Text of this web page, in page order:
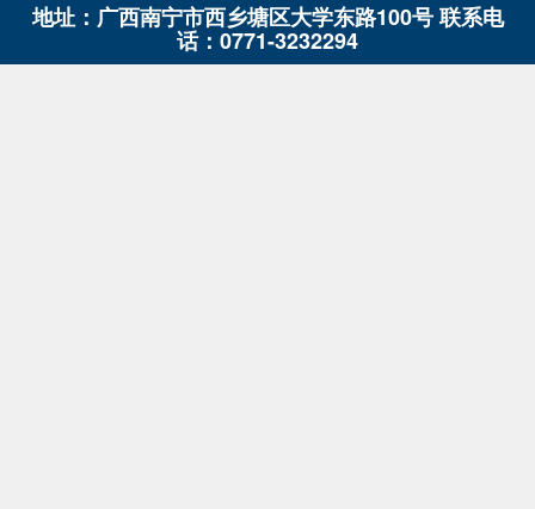
地址：广西南宁市西乡塘区大学东路100号 联系电
话：0771-3232294